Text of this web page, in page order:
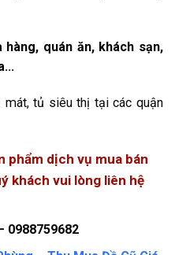
quán ăn, khách sạn,
tủ siêu thị tại các quận
phẩm dịch vụ mua bán
khách vui lòng liên hệ
0988759682